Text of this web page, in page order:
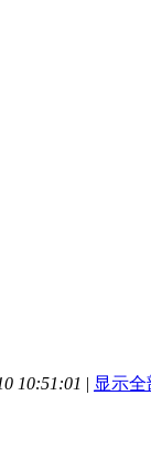
10:51:01 | 显示